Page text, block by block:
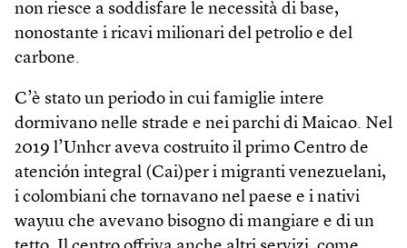
non riesce a soddisfare le necessità di base,
nonostante i ricavi milionari del petrolio e del
carbone.
C’è stato un periodo in cui famiglie intere
dormivano nelle strade e nei parchi di Maicao. Nel
2019 l’Unhcr aveva costruito il primo Centro de
atención integral (Cai)per i migranti venezuelani,
i colombiani che tornavano nel paese e i nativi
wayuu che avevano bisogno di mangiare e di un